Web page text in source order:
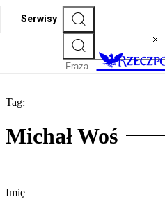
Serwisy
Tag:
Michał Woś
Imię